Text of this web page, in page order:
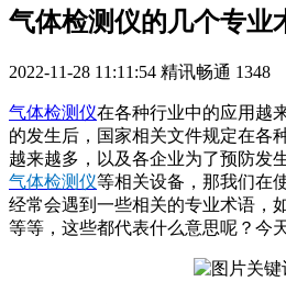
气体检测仪的几个专业
2022-11-28 11:11:54 精讯畅通 1348
气体检测仪在各种行业中的应用越
的发生后，国家相关文件规定在各
越来越多，以及各企业为了预防发
气体检测仪等相关设备，那我们在
经常会遇到一些相关的专业术语，
等等，这些都代表什么意思呢？今